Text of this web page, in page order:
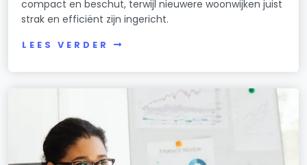
compact en beschut, terwijl nieuwere woonwijken juist
strak en efficiënt zijn ingericht.
LEES VERDER